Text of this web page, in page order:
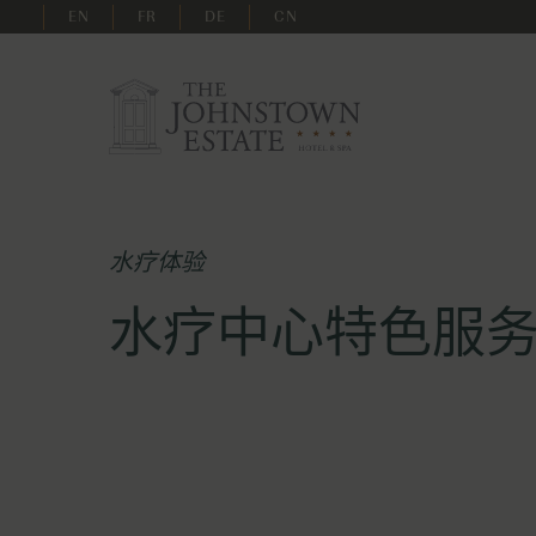
EN FR DE CN
水疗体验
水疗中心特色服